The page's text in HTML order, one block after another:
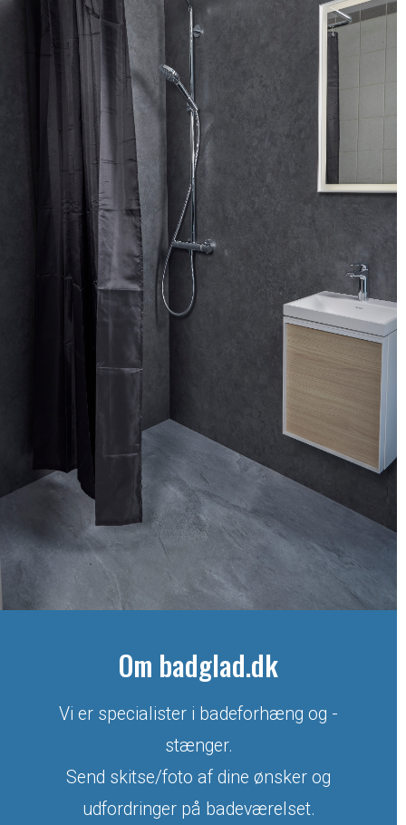
Om badglad.dk
Vi er specialister i badeforhæng og -
stænger.
Send skitse/foto af dine ønsker og
udfordringer på badeværelset.